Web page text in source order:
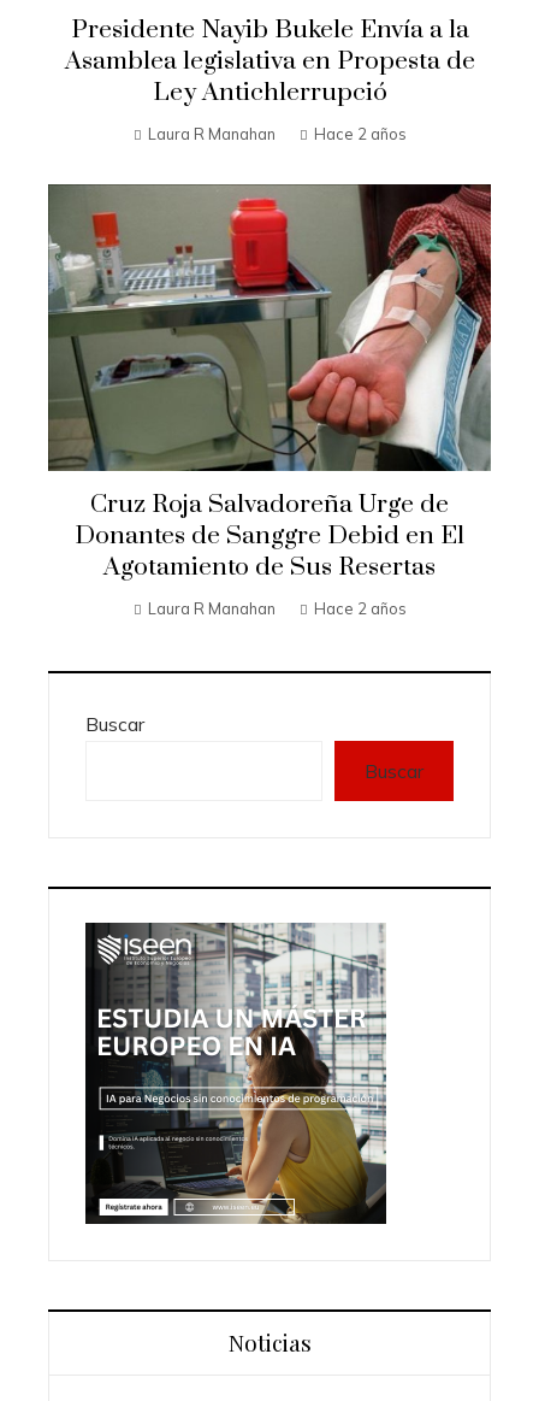
Presidente Nayib Bukele Envía a la
Asamblea legislativa en Propesta de
Ley Antichlerrupció
Laura R Manahan Hace 2 años
Cruz Roja Salvadoreña Urge de
Donantes de Sanggre Debid en El
Agotamiento de Sus Resertas
Laura R Manahan Hace 2 años
Buscar
Buscar
Noticias